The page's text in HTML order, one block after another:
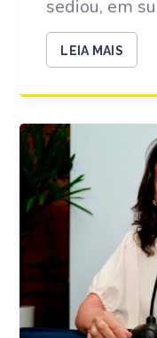
sediou, em
LEIA MAIS